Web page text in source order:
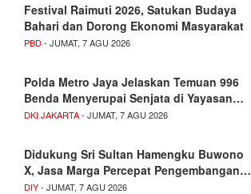
Festival Raimuti 2026, Satukan Budaya
Bahari dan Dorong Ekonomi Masyarakat
PBD- JUMAT, 7 AGU 2026
Polda Metro Jaya Jelaskan Temuan 996
Benda Menyerupai Senjata di Yayasan…
DKI JAKARTA- JUMAT, 7 AGU 2026
Didukung Sri Sultan Hamengku Buwono
X, Jasa Marga Percepat Pengembangan…
DIY- JUMAT, 7 AGU 2026